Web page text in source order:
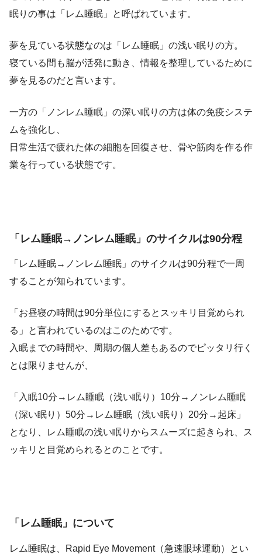
眠りの事は「レム睡眠」と呼ばれています。
夢を見ている状態なのは「レム睡眠」の浅い眠りの方。
寝ている間も脳が活発に動き、情報を整理しているために
夢を見るのだと言います。
一方の「ノンレム睡眠」の深い眠りの方は体の免疫システ
ムを強化し、
日常生活で疲れた体の細胞を回復させ、骨や筋肉を作る作
業を行っている状態です。
「レム睡眠→ノンレム睡眠」のサイクルは90分程
「レム睡眠→ノンレム睡眠」のサイクルは90分程で一周
することが知られています。
「お昼寝の時間は90分単位にするとスッキリ目覚められ
る」と言われているのはこのためです。
入眠までの時間や、周期の個人差もあるのでピッタリ行く
とは限りませんが、
「入眠10分→レム睡眠（浅い眠り）10分→ノンレム睡眠
（深い眠り）50分→レム睡眠（浅い眠り）20分→起床」
となり、レム睡眠の浅い眠りからスムーズに起きられ、ス
ッキリと目覚められるとのことです。
「レム睡眠」について
レム睡眠は、Rapid Eye Movement（急速眼球運動）とい